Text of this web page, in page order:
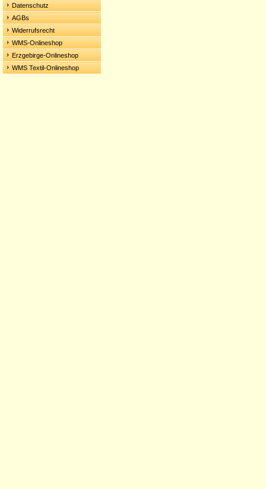
Datenschutz
AGBs
Widerrufsrecht
WMS-Onlineshop
Erzgebirge-Onlineshop
WMS Textil-Onlineshop